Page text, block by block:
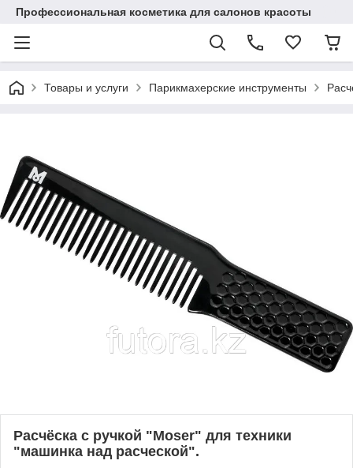
Профессиональная косметика для салонов красоты
Товары и услуги Парикмахерские инструменты
Расчёска с ручкой "Moser" для техники
"машинка над расческой".